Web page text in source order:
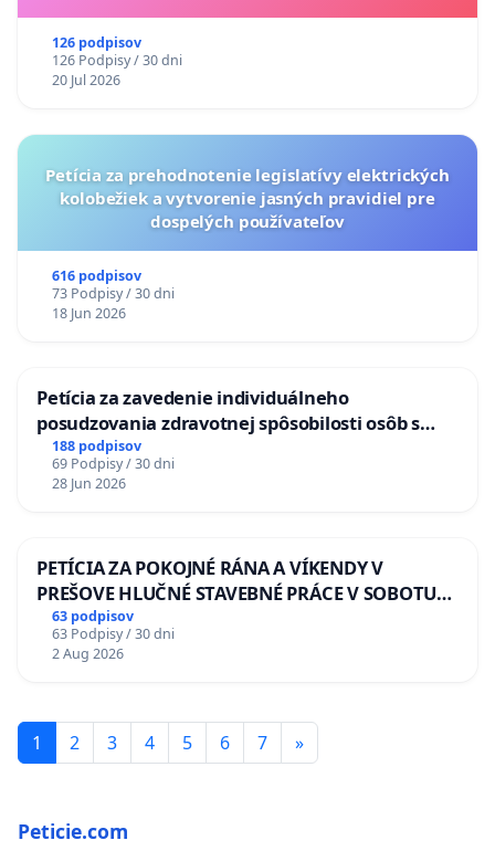
126 podpisov
126 Podpisy / 30 dni
20 Jul 2026
Petícia za prehodnotenie legislatívy elektrických
kolobežiek a vytvorenie jasných pravidiel pre
dospelých používateľov
616 podpisov
73 Podpisy / 30 dni
18 Jun 2026
Petícia za zavedenie individuálneho
posudzovania zdravotnej spôsobilosti osôb s
diabetom 1. a 2. typu pri prijímaní do
Policajného zboru SR
188 podpisov
69 Podpisy / 30 dni
28 Jun 2026
PETÍCIA ZA POKOJNÉ RÁNA A VÍKENDY V
PREŠOVE HLUČNÉ STAVEBNÉ PRÁCE V SOBOTU
LEN OD 9.00 DO 13.00 HOD., CEZ PRACOVNÝ
TÝŽDEŇ CIEĽ 8.00 – 18.00 HOD. A PRAVIDELNÁ
KONTROLA STAVBY C-AREA NA
63 podpisov
63 Podpisy / 30 dni
2 Aug 2026
1 2 3 4 5 6 7 »
Peticie.com